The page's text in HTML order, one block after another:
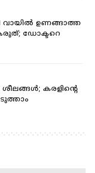
ഉണങ്ങാത്ത
ഡോക്ടറെ
കരളിന്റെ